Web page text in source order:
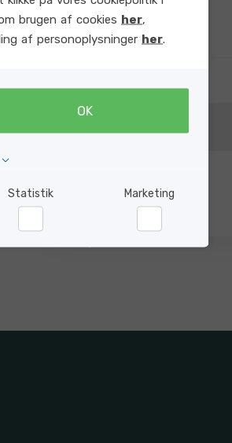
brugen af cookies her,
af personoplysninger her.
OK
Statistik Marketing